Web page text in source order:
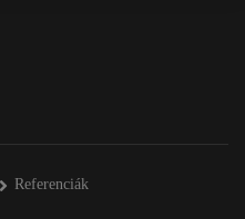
Referenciák